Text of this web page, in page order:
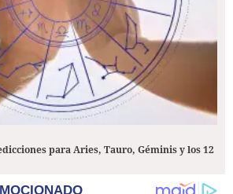
para Aries, Tauro, Géminis y los 12